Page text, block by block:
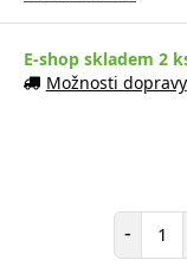
E-shop skladem 2
Možnosti dopravy
-